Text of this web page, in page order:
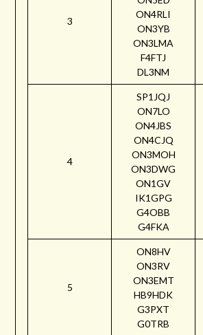
3
ON4RLI
ON3YB
ON3LMA
F4FTJ
DL3NM
4
SP1JQJ
ON7LO
ON4JBS
ON4CJQ
ON3MOH
ON3DWG
ON1GV
IK1GPG
G4OBB
G4FKA
5
ON8HV
ON3RV
ON3EMT
HB9HDK
G3PXT
G0TRB